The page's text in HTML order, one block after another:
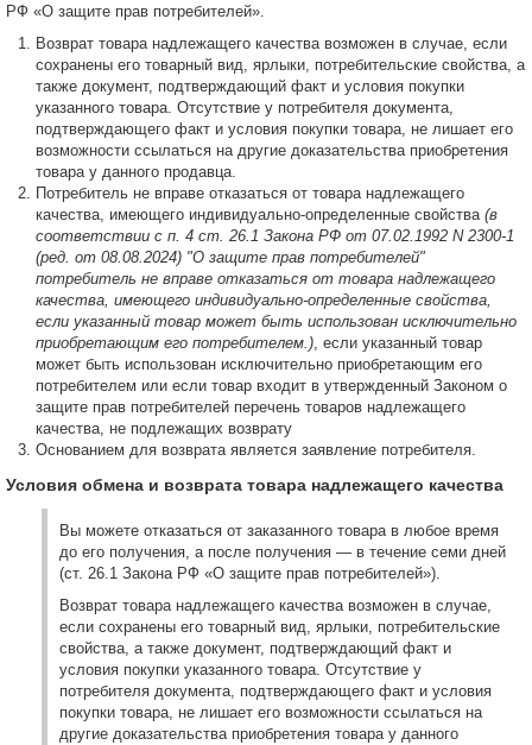
ХАРАКТЕРИСТИКИ
СЕРТИФИКАТЫ
ВАКАНСИИ
КОНТАКТЫ
РФ «О защите прав потребителей».
Возврат товара надлежащего качества возможен в случае, если
сохранены его товарный вид, ярлыки, потребительские свойства, а
также документ, подтверждающий факт и условия покупки
указанного товара. Отсутствие у потребителя документа,
подтверждающего факт и условия покупки товара, не лишает его
возможности ссылаться на другие доказательства приобретения
товара у данного продавца.
Потребитель не вправе отказаться от товара надлежащего
качества, имеющего индивидуально-определенные свойства (в
соответствии с п. 4 ст. 26.1 Закона РФ от 07.02.1992 N 2300-1
(ред. от 08.08.2024) "О защите прав потребителей"
потребитель не вправе отказаться от товара надлежащего
качества, имеющего индивидуально-определенные свойства,
если указанный товар может быть использован исключительно
приобретающим его потребителем.), если указанный товар
может быть использован исключительно приобретающим его
потребителем или если товар входит в утвержденный Законом о
защите прав потребителей перечень товаров надлежащего
качества, не подлежащих возврату
Основанием для возврата является заявление потребителя.
Условия обмена и возврата товара надлежащего качества
Вы можете отказаться от заказанного товара в любое время
до его получения, а после получения — в течение семи дней
(ст. 26.1 Закона РФ «О защите прав потребителей»).
Возврат товара надлежащего качества возможен в случае,
если сохранены его товарный вид, ярлыки, потребительские
свойства, а также документ, подтверждающий факт и
условия покупки указанного товара. Отсутствие у
потребителя документа, подтверждающего факт и условия
покупки товара, не лишает его возможности ссылаться на
другие доказательства приобретения товара у данного